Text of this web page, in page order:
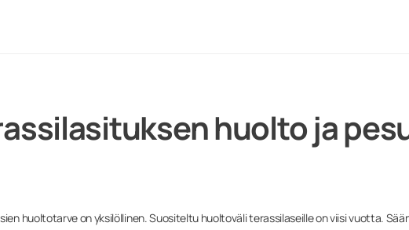
huolto ja
huoltotarve on yksilöllinen. Suositeltu huoltoväli terassilaseille on viisi vuotta.